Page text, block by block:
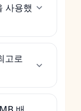
사용했
고로